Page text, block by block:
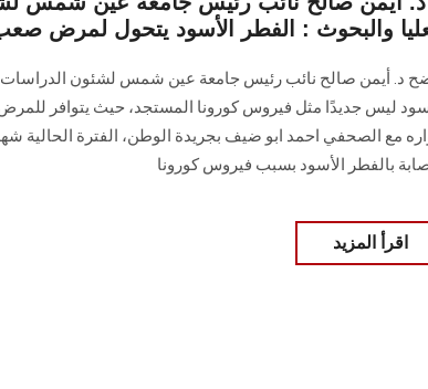
والبحوث : الفطر الأسود يتحول لمرض
د. أيمن صالح نائب رئيس جامعة عين شمس لشئون الدراسات
ليس جديدًا مثل فيروس كورونا المستجد، حيث يتوافر
مع الصحفي احمد ابو ضيف بجريدة الوطن، الفترة الحالية
بالفطر الأسود بسبب فيروس كورونا
اقرأ المزيد